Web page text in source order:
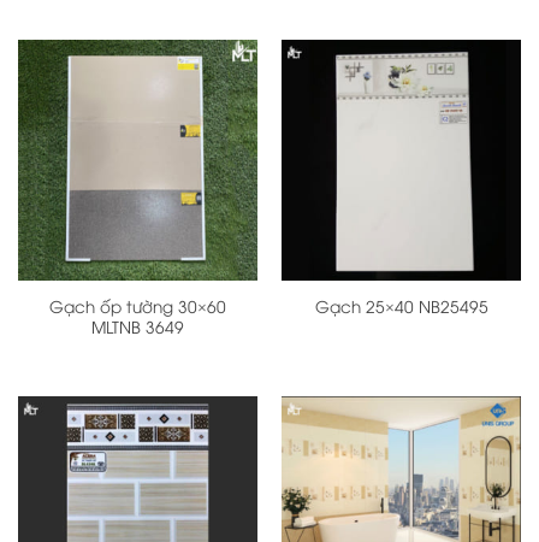
Gạch ốp tường 30×60
MLTNB 3649
Gạch 25×40 NB25495